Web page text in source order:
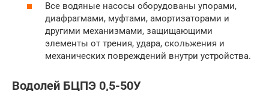
Все водяные насосы оборудованы упорами,
диафрагмами, муфтами, амортизаторами и
другими механизмами, защищающими
элементы от трения, удара, скольжения и
механических повреждений внутри устройства.
Водолей БЦПЭ 0,5-50У